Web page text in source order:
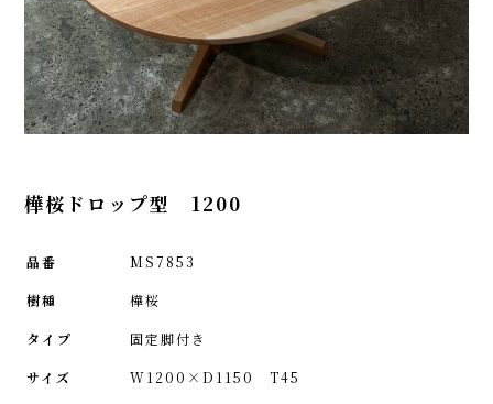
樺桜ドロップ型 1200
品番 MS7853
樹種 樺桜
タイプ 固定脚付き
サイズ W1200×D1150 T45